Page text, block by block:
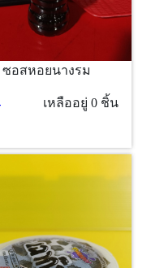
ซอสหอยนางรม
เหลืออยู่ 0 ชิ้น